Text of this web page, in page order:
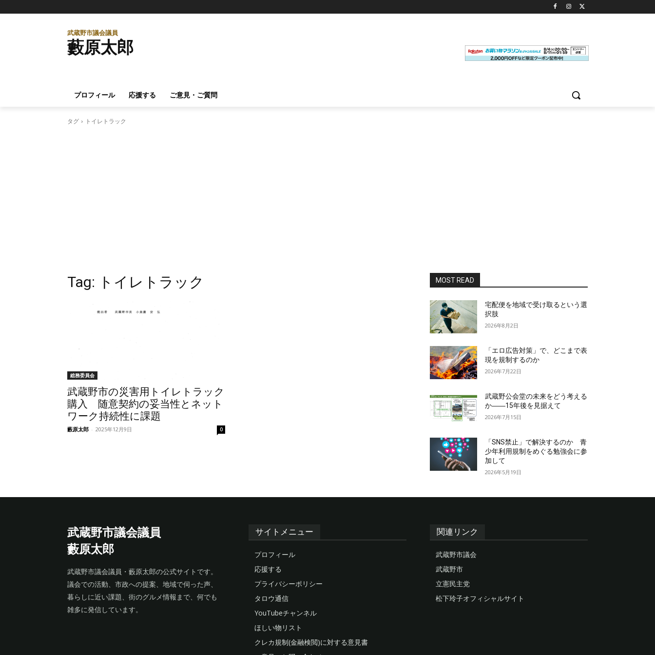
武蔵野市議会議員
藪原太郎
プロフィール 応援する ご意見・ご質問
タグ トイレトラック
Tag: トイレトラック
総務委員会
武蔵野市の災害用トイレトラック
購入 随意契約の妥当性とネット
ワーク持続性に課題
藪原太郎 - 2025年12月9日 0
MOST READ
宅配便を地域で受け取るという選
択肢
2026年8月2日
「エロ広告対策」で、どこまで表
現を規制するのか
2026年7月22日
武蔵野公会堂の未来をどう考える
か――15年後を見据えて
2026年7月15日
「SNS禁止」で解決するのか 青
少年利用規制をめぐる勉強会に参
加して
2026年5月19日
武蔵野市議会議員
藪原太郎
武蔵野市議会議員・藪原太郎の公式サイトです。
議会での活動、市政への提案、地域で伺った声、
暮らしに近い課題、街のグルメ情報まで、何でも
雑多に発信しています。
サイトメニュー
プロフィール
応援する
プライバシーポリシー
タロウ通信
YouTubeチャンネル
ほしい物リスト
クレカ規制(金融検閲)に対する意見書
関連リンク
武蔵野市議会
武蔵野市
立憲民主党
松下玲子オフィシャルサイト